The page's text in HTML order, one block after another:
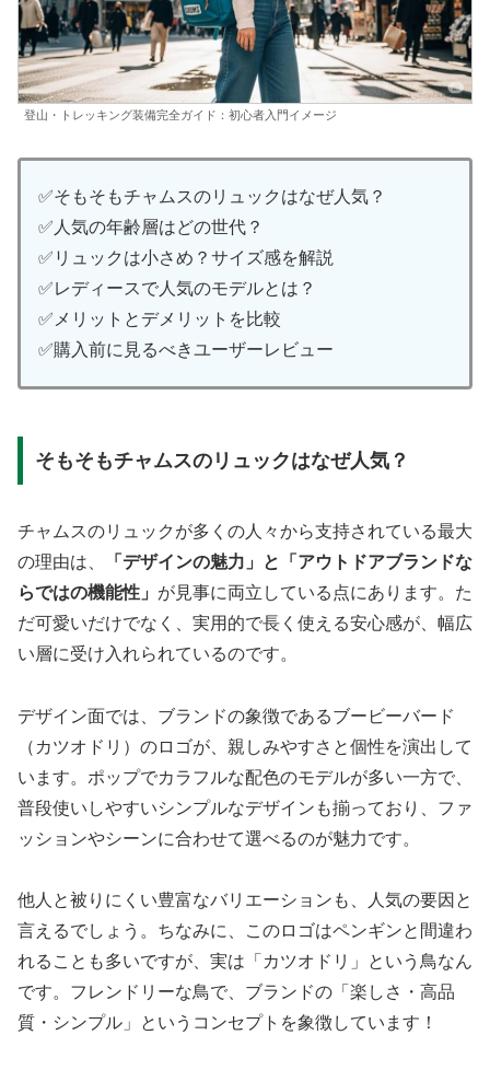
登山・トレッキング装備完全ガイド：初心者入門イメージ
✅そもそもチャムスのリュックはなぜ人気？
✅人気の年齢層はどの世代？
✅リュックは小さめ？サイズ感を解説
✅レディースで人気のモデルとは？
✅メリットとデメリットを比較
✅購入前に見るべきユーザーレビュー
そもそもチャムスのリュックはなぜ人気？
チャムスのリュックが多くの人々から支持されている最大
の理由は、
「デザインの魅力」と「アウトドアブランドな
らではの機能性」 が見事に両立している点にあります。た
だ可愛いだけでなく、実用的で長く使える安心感が、幅広
い層に受け入れられているのです。
デザイン面では、ブランドの象徴であるブービーバード
（カツオドリ）のロゴが、親しみやすさと個性を演出して
います。ポップでカラフルな配色のモデルが多い一方で、
普段使いしやすいシンプルなデザインも揃っており、ファ
ッションやシーンに合わせて選べるのが魅力です。
他人と被りにくい豊富なバリエーションも、人気の要因と
言えるでしょう。ちなみに、このロゴはペンギンと間違わ
れることも多いですが、実は「カツオドリ」という鳥なん
です。フレンドリーな鳥で、ブランドの「楽しさ・高品
質・シンプル」というコンセプトを象徴しています！